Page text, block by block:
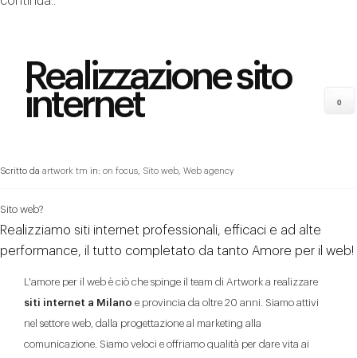
Realizzazione sito
internet
Scritto da artwork tm in: on focus Sito web Web agency
Sito web?
Realizziamo siti internet professionali, efficaci e ad alte
performance, il tutto completato da tanto Amore per il web!
L'amore per il web è ciò che spinge il team di Artwork a realizzare
siti internet a Milano e provincia da oltre 20 anni. Siamo attivi
nel settore web, dalla progettazione al marketing alla
comunicazione. Siamo veloci e offriamo qualità per dare vita ai
0